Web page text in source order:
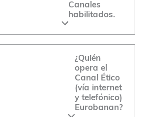
Canales
habilitados.
¿Quién
opera el
Canal Ético
(vía internet
y telefónico)
Eurobanan?